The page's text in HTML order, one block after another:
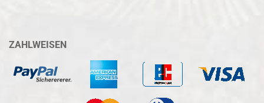
ZAHLWEISEN